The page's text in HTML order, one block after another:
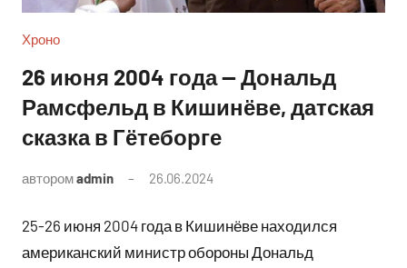
Хроно
26 июня 2004 года — Дональд
Рамсфельд в Кишинёве, датская
сказка в Гётеборге
авторомadmin 26.06.2024
25-26 июня 2004 года в Кишинёве находился
американский министр обороны Дональд